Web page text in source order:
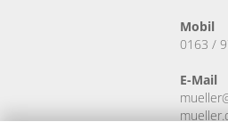
Mobil
0163 /
E-Mail